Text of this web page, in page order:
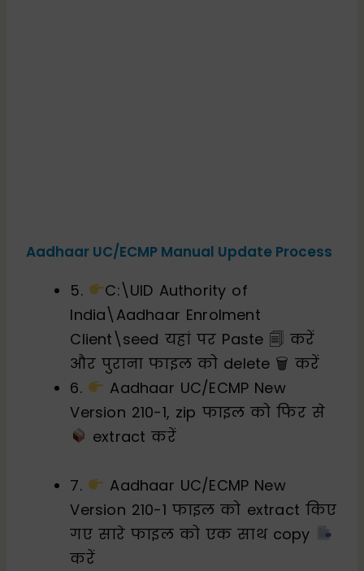
Aadhaar UC/ECMP Manual Update Process
5.
C:\UID Authority of
India\Aadhaar Enrolment
Client\seed यहां पर Paste 🗐 करें
और पुराना फाइल को delete 🗑 करें
6.
Aadhaar UC/ECMP New
Version 210-1, zip फाइल को फिर से
extract करें
7.
Aadhaar UC/ECMP New
Version 210-1 फाइल को extract किए
गए सारे फाइल को एक साथ copy
करें